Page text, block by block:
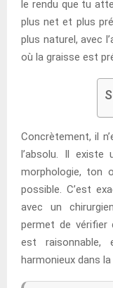
le rendu que tu
plus net et plus
plus naturel, avec
où la graisse est
Concrètement, il
l’absolu. Il
morphologie, ton
possible. C’est
avec un
permet de vérifier
est
harmonieux dans la